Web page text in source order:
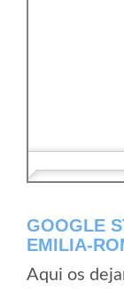
GOOGLE
EMILIA-
Aqui os